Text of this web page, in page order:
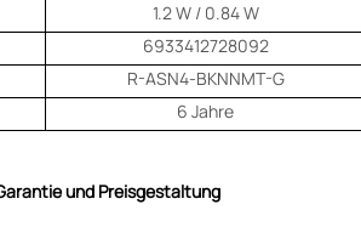
1.2 W / 0.84 W
6933412728092
R-ASN4-BKNNMT-G
6 Jahre
und Preisgestaltung